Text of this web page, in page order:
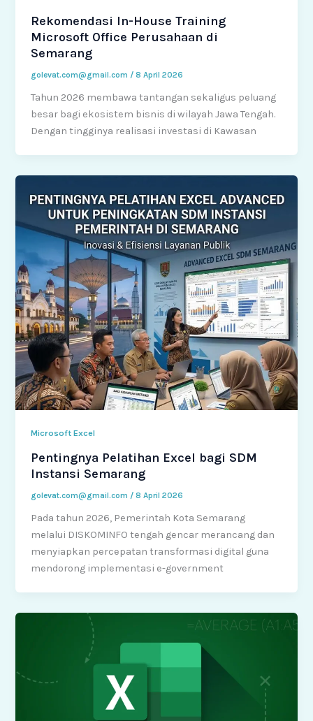
Rekomendasi In-House Training
Microsoft Office Perusahaan di
Semarang
golevat.com@gmail.com /8 April 2026
Tahun 2026 membawa tantangan sekaligus peluang
besar bagi ekosistem bisnis di wilayah Jawa Tengah.
Dengan tingginya realisasi investasi di Kawasan
Microsoft Excel
Pentingnya Pelatihan Excel bagi SDM
Instansi Semarang
golevat.com@gmail.com /8 April 2026
Pada tahun 2026, Pemerintah Kota Semarang
melalui DISKOMINFO tengah gencar merancang dan
menyiapkan percepatan transformasi digital guna
mendorong implementasi e-government